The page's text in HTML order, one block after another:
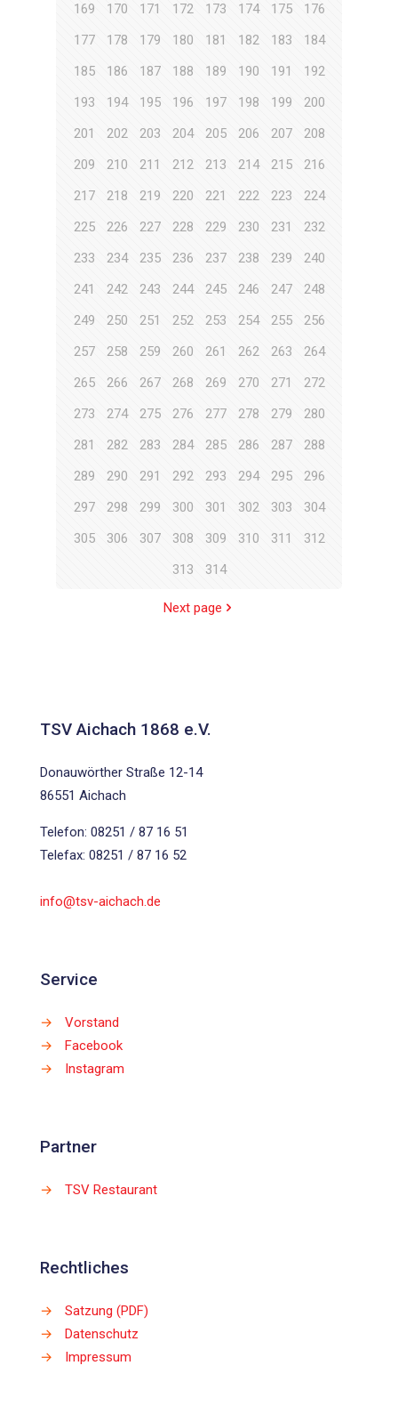
169
170 171 172 173 174 175
176
177
178 179 180 181 182 183
184
185
186 187 188 189 190 191
192
193
194 195 196 197 198 199
200
201
202 203 204 205 206 207
208
209
210 211 212 213 214 215
216
217
218 219 220 221 222 223
224
225
226 227 228 229 230 231
232
233
234 235 236 237 238 239
240
241
242 243 244 245 246 247
248
249
250 251 252 253 254 255
256
257
258 259 260 261 262 263
264
265
266 267 268 269 270 271
272
273
274 275 276 277 278 279
280
281
282 283 284 285 286 287
288
289
290 291 292 293 294 295
296
297
298 299 300 301 302 303
304
305
306 307 308 309 310 311
312
313
314
Next page
TSV Aichach 1868 e.V.
Donauwörther Straße 12-14
86551 Aichach
Telefon: 08251 / 87 16 51
Telefax: 08251 / 87 16 52
info@tsv-aichach.de
Service
→
Vorstand
→
Facebook
→
Instagram
Partner
→ TSV Restaurant
Rechtliches
→
Satzung (PDF)
→
Datenschutz
→
Impressum